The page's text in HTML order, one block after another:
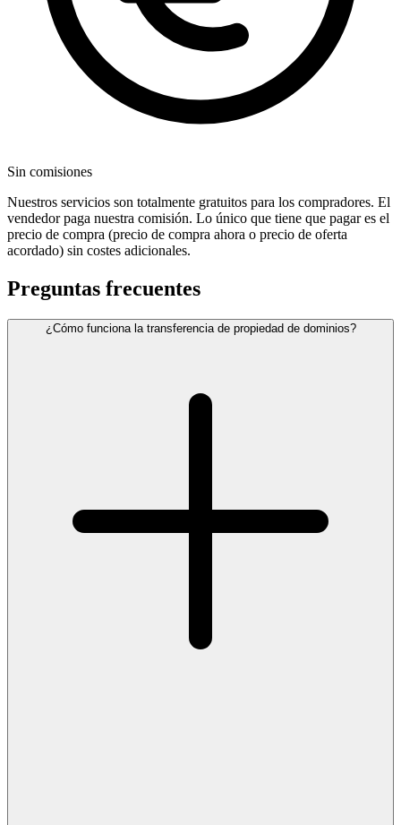
Sin comisiones
Nuestros servicios son totalmente gratuitos para los compradores. El
vendedor paga nuestra comisión. Lo único que tiene que pagar es el
precio de compra (precio de compra ahora o precio de oferta
acordado) sin costes adicionales.
Preguntas frecuentes
¿Cómo funciona la transferencia de propiedad de dominios?